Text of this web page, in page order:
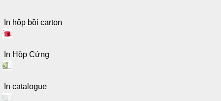
In hộp bồi carton
In Hộp Cứng
In catalogue